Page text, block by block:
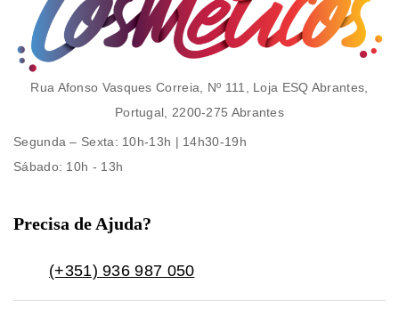
Rua Afonso Vasques Correia, Nº 111, Loja ESQ Abrantes,
Portugal, 2200-275 Abrantes
Segunda – Sexta: 10h-13h | 14h30-19h
Sábado: 10h - 13h
Precisa de Ajuda?
(+351) 936 987 050